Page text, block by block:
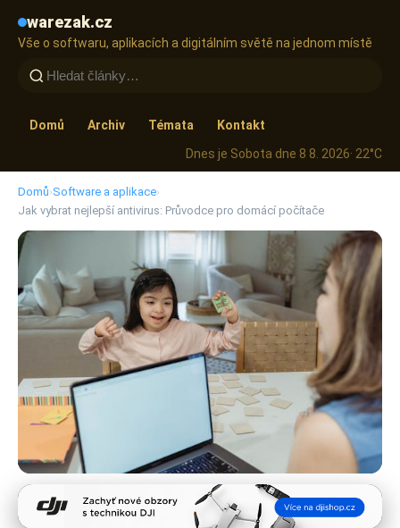
warezak.cz
Vše o softwaru, aplikacích a digitálním světě na jednom místě
Domů Archiv Témata
Kontakt
Dnes je Sobota dne 8 8. 2026· 22°C
Domů›Software a aplikace›
Jak vybrat nejlepší antivirus: Průvodce pro domácí počítače
Software a aplikace